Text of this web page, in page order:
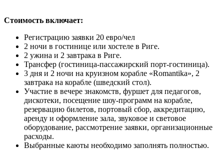
Стоимость включает:
Регистрацию заявки 20 евро/чел
2 ночи в гостинице или хостеле в Риге.
2 ужина и 2 завтрака в Риге.
Трансфер (гостиница-пассажирский порт-гостиница).
3 дня и 2 ночи на круизном корабле «Romantika», 2
завтрака на корабле (шведский стол).
Участие в вечере знакомств, фуршет для педагогов,
дискотеки, посещение шоу-программ на корабле,
резервацию билетов, портовый сбор, аккредитацию,
аренду и оформление зала, звуковое и световое
оборудование, рассмотрение заявки, организационные
расходы.
Выбранные каюты необходимо заполнять полностью.